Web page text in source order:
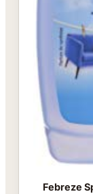
Febreze